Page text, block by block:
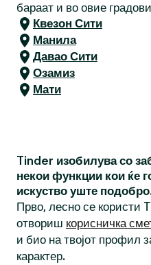
бараат и во овие
Квезон Сити
Манила
Давао Сити
Озамиз
Мати
Tinder изобилува со
некои функции кои ќе
искуство уште
Прво, лесно се користи
отвориш корисничка
и био на твојот профил
карактер.